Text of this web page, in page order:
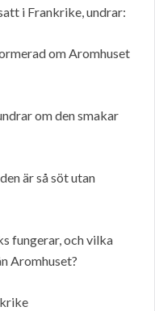
i Frankrike, undrar:
om Aromhuset
om den smakar
är så söt utan
fungerar, och vilka
Aromhuset?